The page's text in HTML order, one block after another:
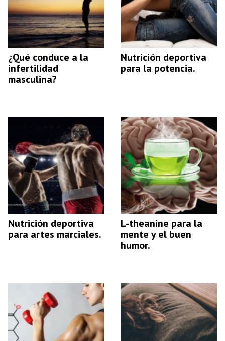
¿Qué conduce a la
infertilidad
masculina?
Nutrición deportiva
para la potencia.
Nutrición deportiva
para artes marciales.
L-theanine para la
mente y el buen
humor.